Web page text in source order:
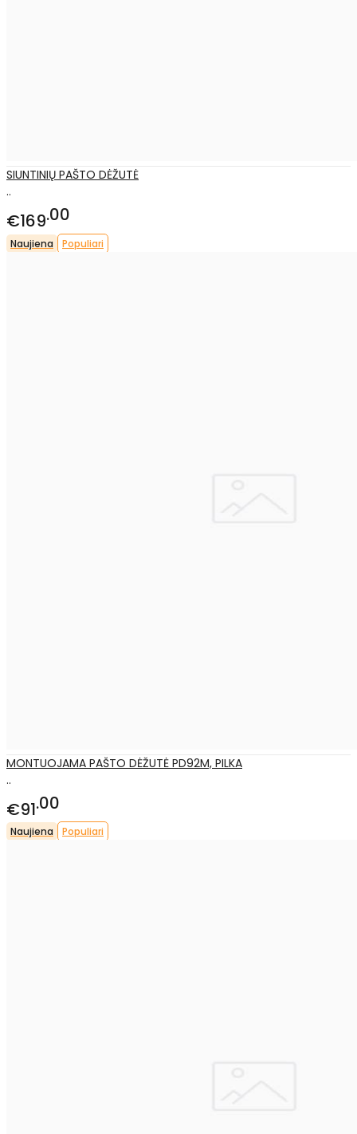
SIUNTINIŲ PAŠTO DĖŽUTĖ
..
€169 00
Naujiena Populiari
MONTUOJAMA PAŠTO DĖŽUTĖ PD92M, PILKA
..
€91 00
Naujiena Populiari